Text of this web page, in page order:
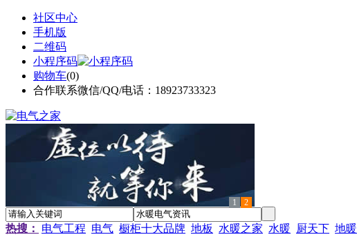
社区中心
手机版
二维码
小程序码
购物车(0)
合作联系微信/QQ/电话：18923733323
1 2
热搜： 电气工程 电气 橱柜十大品牌 地板 水暖之家 水暖 厨天下 地暖